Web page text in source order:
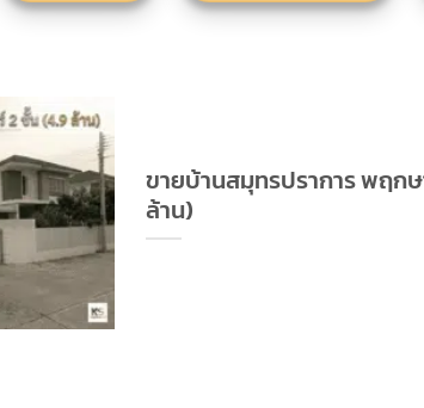
ขายบ้านสมุทรปราการ พฤก
ล้าน)